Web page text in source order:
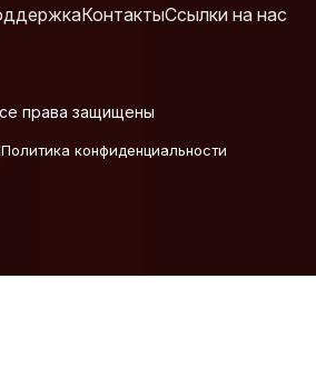
КонтактыСсылки на нас
права защищены
Политика конфиденциальности